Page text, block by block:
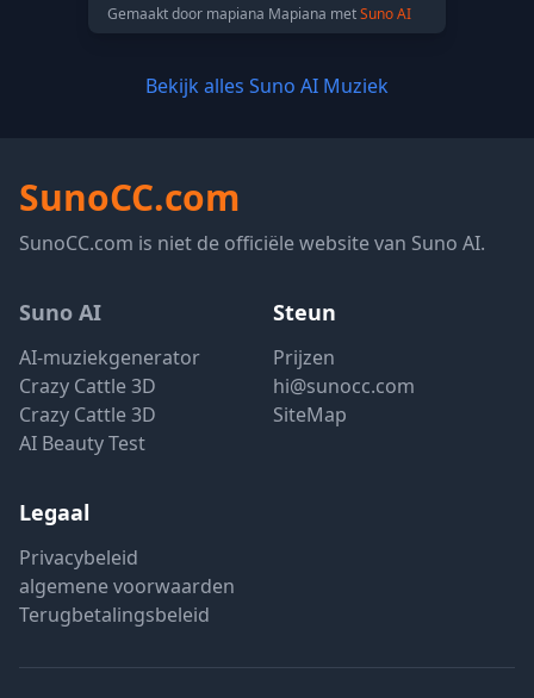
Mawiten par a
Gemaakt door mapiana Mapiana metSuno AI
Bekijk alles Suno AI Muziek
SunoCC.com
SunoCC.com is niet de officiële website van Suno AI.
Suno AI
AI-muziekgenerator
Crazy Cattle 3D
Crazy Cattle 3D
AI Beauty Test
Steun
Prijzen
hi@sunocc.com
SiteMap
Legaal
Privacybeleid
algemene voorwaarden
Terugbetalingsbeleid